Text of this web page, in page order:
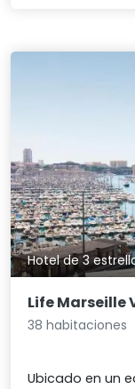
Hotel de 3
Life Marseille
38 habitaciones
Ubicado en un